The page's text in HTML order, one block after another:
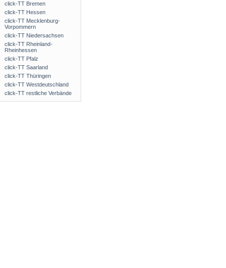
click-TT Bremen
click-TT Hessen
click-TT Mecklenburg-
Vorpommern
click-TT Niedersachsen
click-TT Rheinland-
Rheinhessen
click-TT Pfalz
click-TT Saarland
click-TT Thüringen
click-TT Westdeutschland
click-TT restliche Verbände